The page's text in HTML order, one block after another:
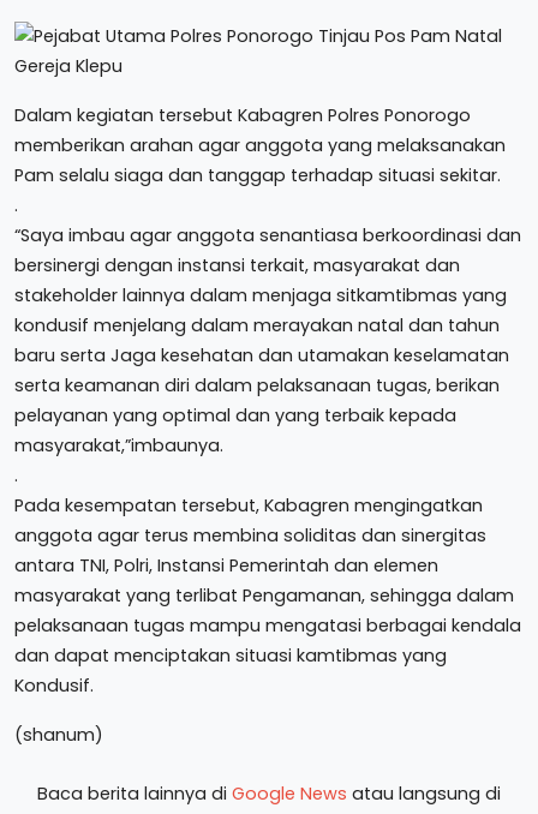
Dalam kegiatan tersebut Kabagren Polres Ponorogo
memberikan arahan agar anggota yang melaksanakan
Pam selalu siaga dan tanggap terhadap situasi sekitar.
.
“Saya imbau agar anggota senantiasa berkoordinasi dan
bersinergi dengan instansi terkait, masyarakat dan
stakeholder lainnya dalam menjaga sitkamtibmas yang
kondusif menjelang dalam merayakan natal dan tahun
baru serta Jaga kesehatan dan utamakan keselamatan
serta keamanan diri dalam pelaksanaan tugas, berikan
pelayanan yang optimal dan yang terbaik kepada
masyarakat,”imbaunya.
.
Pada kesempatan tersebut, Kabagren mengingatkan
anggota agar terus membina soliditas dan sinergitas
antara TNI, Polri, Instansi Pemerintah dan elemen
masyarakat yang terlibat Pengamanan, sehingga dalam
pelaksanaan tugas mampu mengatasi berbagai kendala
dan dapat menciptakan situasi kamtibmas yang
Kondusif.
(shanum)
Baca berita lainnya di Google News atau langsung di